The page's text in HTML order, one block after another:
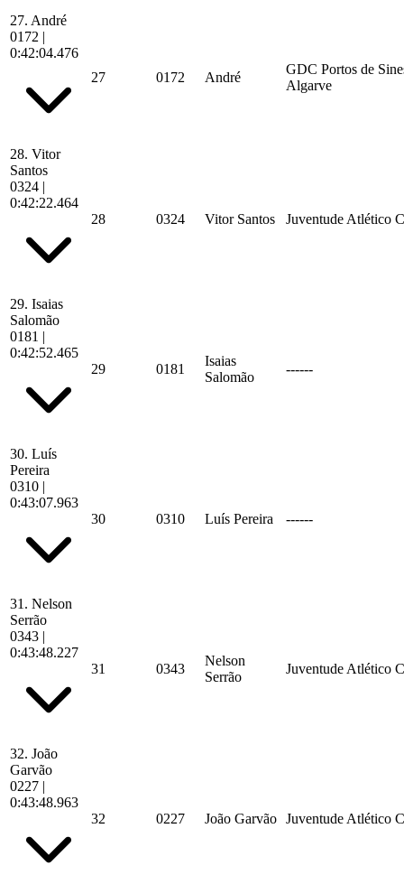
27. André
0172 |
0:42:04.476
27
0172 André
GDC Portos de
Algarve
28. Vitor
Santos
0324 |
0:42:22.464
28
0324 Vitor Santos Juventude Atlético
29. Isaias
Salomão
0181 |
0:42:52.465
29
0181
Isaias
Salomão
------
30. Luís
Pereira
0310 |
0:43:07.963
30
0310 Luís Pereira ------
31. Nelson
Serrão
0343 |
0:43:48.227
31
0343
Nelson
Serrão
Juventude Atlético
32. João
Garvão
0227 |
0:43:48.963
32
0227 João Garvão Juventude Atlético